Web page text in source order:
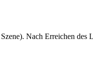
Nach Erreichen des